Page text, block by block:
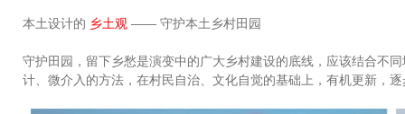
本土设计的 乡土观 —— 守护本土乡村田园
守护田园，留下乡愁是演变中的广大乡村建设的底线，应该结合不
计、微介入的方法，在村民自治、文化自觉的基础上，有机更新，